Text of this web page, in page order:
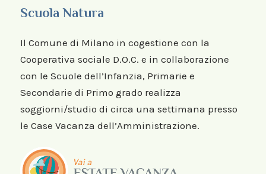
Scuola Natura
Il Comune di Milano in cogestione con la
Cooperativa sociale D.O.C. e in collaborazione
con le Scuole dell’Infanzia, Primarie e
Secondarie di Primo grado realizza
soggiorni/studio di circa una settimana presso
le Case Vacanza dell’Amministrazione.